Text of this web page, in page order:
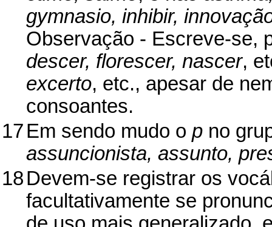
gymnasio, inhibir,
Observação - Escreve-se,
descer, florescer, nascer,
excerto, etc., apesar de
consoantes.
17Em sendo mudo o p no
assuncionista, assunto,
18Devem-se registrar os
facultativamente se